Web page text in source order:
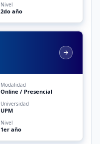
Nivel
2do año
Modalidad
Online / Presencial
Universidad
UPM
Nivel
1er año